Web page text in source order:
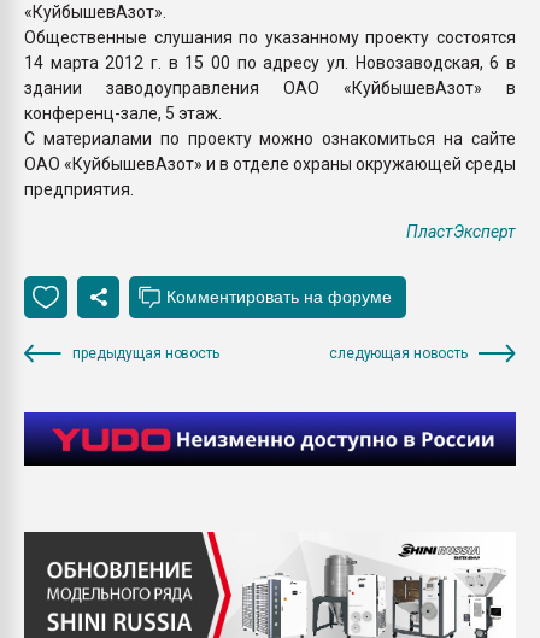
«КуйбышевАзот».
Общественные слушания по указанному проекту состоятся
14 марта 2012 г. в 15 00 по адресу ул. Новозаводская, 6 в
здании заводоуправления ОАО «КуйбышевАзот» в
конференц-зале, 5 этаж.
С материалами по проекту можно ознакомиться на сайте
ОАО «КуйбышевАзот» и в отделе охраны окружающей среды
предприятия.
ПластЭксперт
предыдущая новость следующая новость